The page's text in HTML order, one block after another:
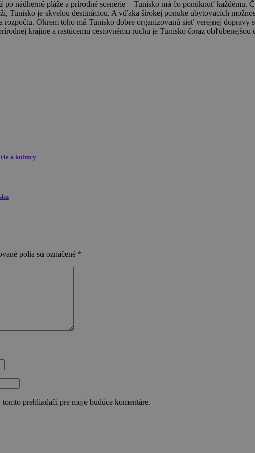
nádherné pláže a prírodné scenérie – Tunisko má čo ponúknuť každému.
Tunisko je skvelou destináciou. A vďaka širokej ponuke ubytovacích
Okrem toho má Tunisko dobre organizovanú sieť verejnej
krajine a rastúcemu cestovnému ruchu je Tunisko čoraz
a kultúry
polia sú označené *
prehliadači pre moje budúce komentáre.